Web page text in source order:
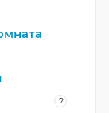
?